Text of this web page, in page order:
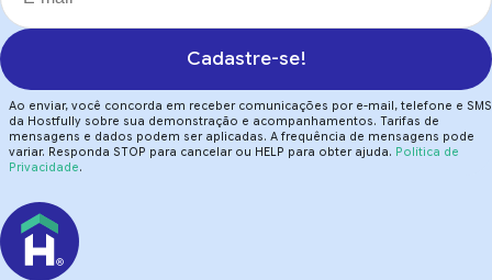
Cadastre-se!
Ao enviar, você concorda em receber comunicações por e-mail, telefone e SMS
da Hostfully sobre sua demonstração e acompanhamentos. Tarifas de
mensagens e dados podem ser aplicadas. A frequência de mensagens pode
variar. Responda STOP para cancelar ou HELP para obter ajuda. Política de
Privacidade.